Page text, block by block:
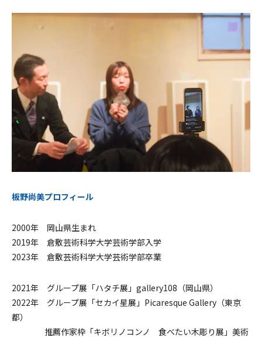
板野尚美プロフィール
2000年 岡山県生まれ
2019年 倉敷芸術科学大学芸術学部入学
2023年 倉敷芸術科学大学芸術学部卒業
2021年 グループ展「ハタチ展」gallery108（岡山県）
2022年 グループ展「セカイ星展」Picaresque Gallery（東京
都）
推薦作家枠「キボリノコンノ 食べたい木彫り展」美術